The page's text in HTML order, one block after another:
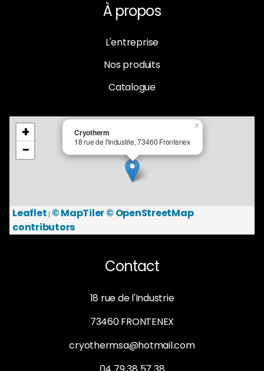
À propos
L'entreprise
Nos produits
Catalogue
Cryotherm
18 rue de l'Industrie, 73460 Frontenex
×
+
−
Leaflet | © MapTiler© OpenStreetMap
contributors
Contact
18 rue de l'Industrie
73460 FRONTENEX
cryothermsa@hotmail.com